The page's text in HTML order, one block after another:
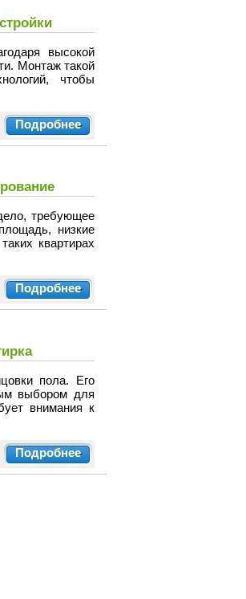
высокой
Монтаж такой
чтобы
Подробнее
требующее
низкие
квартирах
Подробнее
пола. Его
выбором для
внимания к
Подробнее